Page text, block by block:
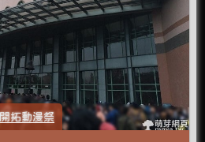
開拓動漫祭